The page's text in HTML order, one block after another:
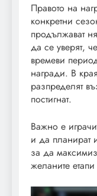
Правото на
конкретни
продължават
да се уверят,
времеви
награди. В
разпределят
постигнат.
Важно е
и да планират
за да
желаните